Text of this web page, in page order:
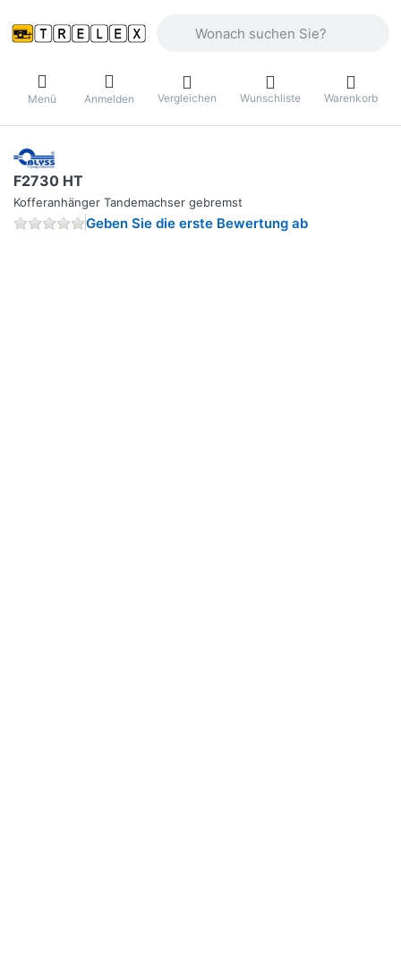
Menü Anmelden Vergleichen Wunschliste Warenkorb
F2730 HT
Kofferanhänger Tandemachser gebremst
Geben Sie die erste Bewertung ab